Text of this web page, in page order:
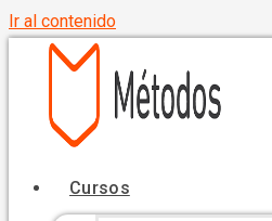
Ir al contenido
Cursos